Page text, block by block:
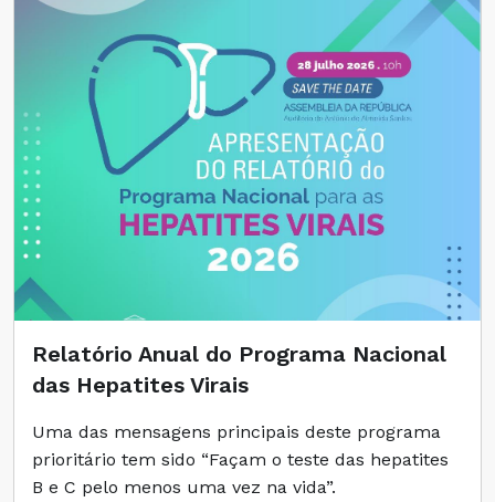
Relatório Anual do Programa Nacional
das Hepatites Virais
Uma das mensagens principais deste programa
prioritário tem sido “Façam o teste das hepatites
B e C pelo menos uma vez na vida”.